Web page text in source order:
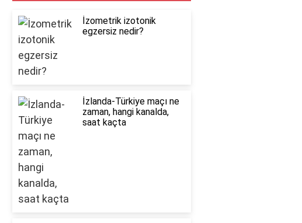
İzometrik izotonik
egzersiz nedir?
İzlanda-Türkiye maçı ne
zaman, hangi kanalda,
saat kaçta